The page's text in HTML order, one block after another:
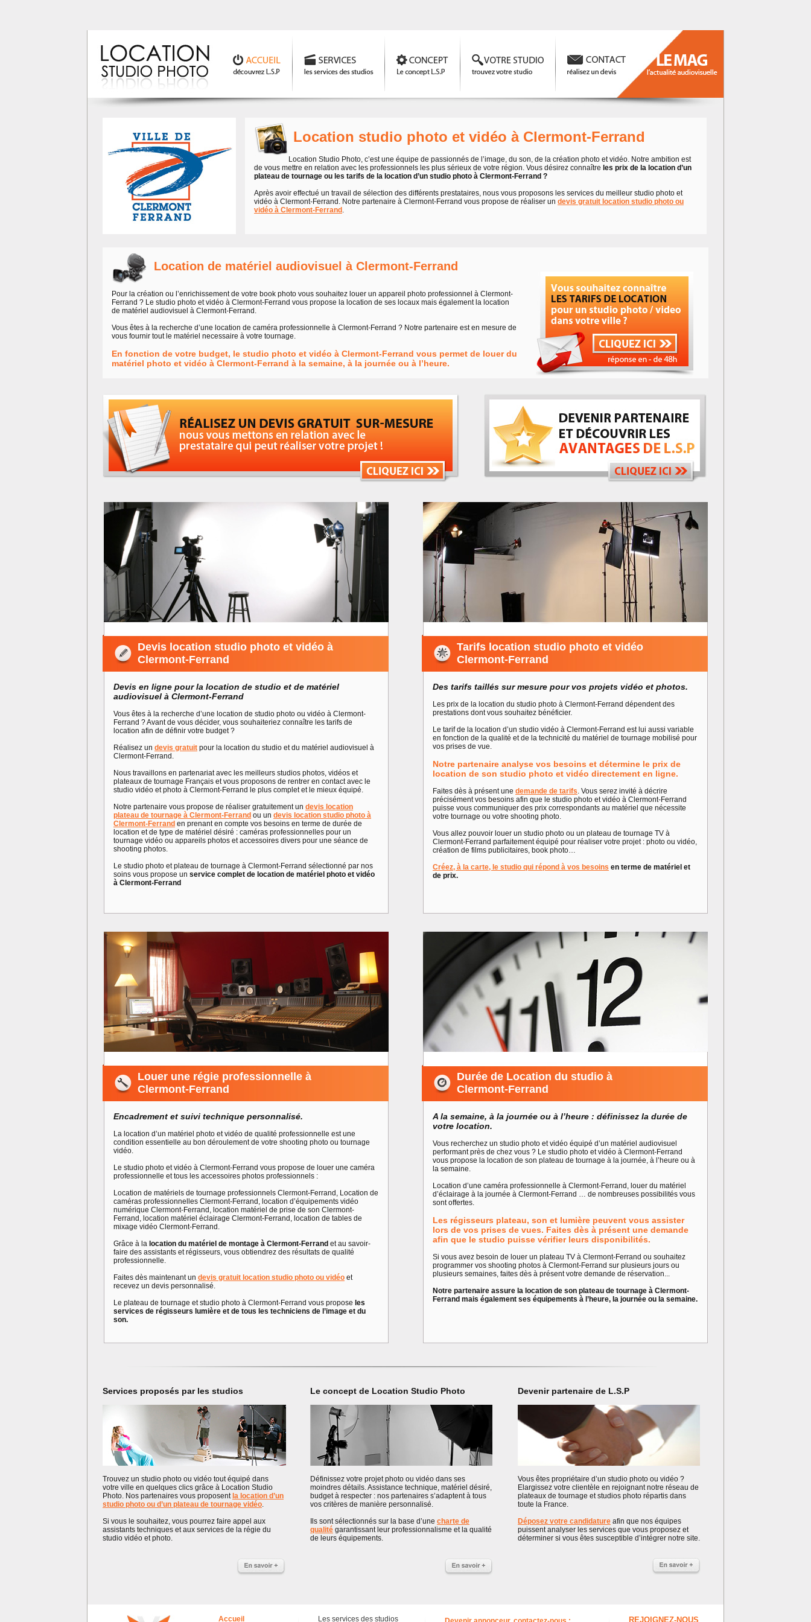
Location studio photo et vidéo à Clermont-Ferrand
Location Studio Photo, c’est une équipe de passionnés de l’image, du son, de la création photo et vidéo. Notre ambition est
de vous mettre en relation avec les professionnels les plus sérieux de votre région. Vous désirez connaître les prix de la location d’un
plateau de tournage ou les tarifs de la location d’un studio photo à Clermont-Ferrand ?
Après avoir effectué un travail de sélection des différents prestataires, nous vous proposons les services du meilleur studio photo et
vidéo à Clermont-Ferrand. Notre partenaire à Clermont-Ferrand vous propose de réaliser un devis gratuit location studio photo ou
vidéo à Clermont-Ferrand .
Location de matériel audiovisuel à Clermont-Ferrand
Pour la création ou l’enrichissement de votre book photo vous souhaitez louer un appareil photo professionnel à Clermont-
Ferrand ? Le studio photo et vidéo à Clermont-Ferrand vous propose la location de ses locaux mais également la location
de matériel audiovisuel à Clermont-Ferrand.
Vous êtes à la recherche d’une location de caméra professionnelle à Clermont-Ferrand ? Notre partenaire est en mesure de
vous fournir tout le matériel necessaire à votre tournage.
En fonction de votre budget, le studio photo et vidéo à Clermont-Ferrand vous permet de louer du
matériel photo et vidéo à Clermont-Ferrand à la semaine, à la journée ou à l’heure.
Devis location studio photo et vidéo à
Clermont-Ferrand
Devis en ligne pour la location de studio et de matériel
audiovisuel à Clermont-Ferrand
Vous êtes à la recherche d’une location de studio photo ou vidéo à Clermont-
Ferrand ? Avant de vous décider, vous souhaiteriez connaître les tarifs de
location afin de définir votre budget ?
Réalisez un devis gratuit pour la location du studio et du matériel audiovisuel à
Clermont-Ferrand.
Nous travaillons en partenariat avec les meilleurs studios photos, vidéos et
plateaux de tournage Français et vous proposons de rentrer en contact avec le
studio vidéo et photo à Clermont-Ferrand le plus complet et le mieux équipé.
Notre partenaire vous propose de réaliser gratuitement un devis location
plateau de tournage à Clermont-Ferrand ou un devis location studio photo à
Clermont-Ferrand en prenant en compte vos besoins en terme de durée de
location et de type de matériel désiré : caméras professionnelles pour un
tournage vidéo ou appareils photos et accessoires divers pour une séance de
shooting photos.
Le studio photo et plateau de tournage à Clermont-Ferrand sélectionné par nos
soins vous propose un service complet de location de matériel photo et vidéo
à Clermont-Ferrand
Tarifs location studio photo et vidéo
Clermont-Ferrand
Des tarifs taillés sur mesure pour vos projets vidéo et photos.
Les prix de la location du studio photo à Clermont-Ferrand dépendent des
prestations dont vous souhaitez bénéficier.
Le tarif de la location d’un studio vidéo à Clermont-Ferrand est lui aussi variable
en fonction de la qualité et de la technicité du matériel de tournage mobilisé pour
vos prises de vue.
Notre partenaire analyse vos besoins et détermine le prix de
location de son studio photo et vidéo directement en ligne.
Faites dès à présent une demande de tarifs . Vous serez invité à décrire
précisément vos besoins afin que le studio photo et vidéo à Clermont-Ferrand
puisse vous communiquer des prix correspondants au matériel que nécessite
votre tournage ou votre shooting photo.
Vous allez pouvoir louer un studio photo ou un plateau de tournage TV à
Clermont-Ferrand parfaitement équipé pour réaliser votre projet : photo ou vidéo,
création de films publicitaires, book photo…
Créez, à la carte, le studio qui répond à vos besoins en terme de matériel et
de prix.
Louer une régie professionnelle à
Clermont-Ferrand
Encadrement et suivi technique personnalisé.
La location d’un matériel photo et vidéo de qualité professionnelle est une
condition essentielle au bon déroulement de votre shooting photo ou tournage
vidéo.
Le studio photo et vidéo à Clermont-Ferrand vous propose de louer une caméra
professionnelle et tous les accessoires photos professionnels :
Location de matériels de tournage professionnels Clermont-Ferrand, Location de
caméras professionnelles Clermont-Ferrand, location d’équipements vidéo
numérique Clermont-Ferrand, location matériel de prise de son Clermont-
Ferrand, location matériel éclairage Clermont-Ferrand, location de tables de
mixage vidéo Clermont-Ferrand.
Grâce à la location du matériel de montage à Clermont-Ferrand et au savoir-
faire des assistants et régisseurs, vous obtiendrez des résultats de qualité
professionnelle.
Faites dès maintenant un devis gratuit location studio photo ou vidéo et
recevez un devis personnalisé.
Le plateau de tournage et studio photo à Clermont-Ferrand vous propose les
services de régisseurs lumière et de tous les techniciens de l’image et du
son.
Durée de Location du studio à
Clermont-Ferrand
A la semaine, à la journée ou à l’heure : définissez la durée de
votre location.
Vous recherchez un studio photo et vidéo équipé d’un matériel audiovisuel
performant près de chez vous ? Le studio photo et vidéo à Clermont-Ferrand
vous propose la location de son plateau de tournage à la journée, à l’heure ou à
la semaine.
Location d’une caméra professionnelle à Clermont-Ferrand, louer du matériel
d’éclairage à la journée à Clermont-Ferrand … de nombreuses possibilités vous
sont offertes.
Les régisseurs plateau, son et lumière peuvent vous assister
lors de vos prises de vues. Faites dès à présent une demande
afin que le studio puisse vérifier leurs disponibilités.
Si vous avez besoin de louer un plateau TV à Clermont-Ferrand ou souhaitez
programmer vos shooting photos à Clermont-Ferrand sur plusieurs jours ou
plusieurs semaines, faites dès à présent votre demande de réservation...
Notre partenaire assure la location de son plateau de tournage à Clermont-
Ferrand mais également ses équipements à l’heure, la journée ou la semaine.
Services proposés par les studios
Trouvez un studio photo ou vidéo tout équipé dans
votre ville en quelques clics grâce à Location Studio
Photo. Nos partenaires vous proposentla location d’un
studio photo ou d’un plateau de tournage vidéo
Si vous le souhaitez, vous pourrez faire appel aux
assistants techniques et aux services de la régie du
studio vidéo et photo.
Le concept de Location Studio Photo
Définissez votre projet photo ou vidéo dans ses
moindres détails. Assistance technique, matériel désiré,
budget à respecter : nos partenaires s’adaptent à tous
vos critères de manière personnalisé.
Ils sont sélectionnés sur la base d’une charte de
qualité garantissant leur professionnalisme et la qualité
de leurs équipements.
Devenir partenaire de L.S.P
Vous êtes propriétaire d’un studio photo ou vidéo ?
Elargissez votre clientèle en rejoignant notre réseau de
plateaux de tournage et studios photo répartis dans
toute la France.
Déposez votre candidature afin que nos équipes
puissent analyser les services que vous proposez et
déterminer si vous êtes susceptible d’intégrer notre site.
Accueil Les services des studios REJOIGNEZ-NOUS